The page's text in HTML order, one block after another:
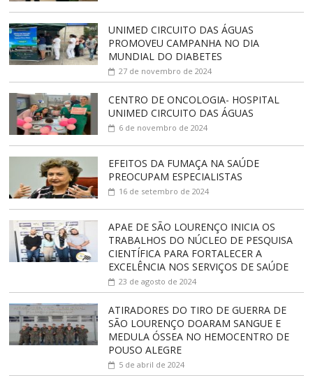
UNIMED CIRCUITO DAS ÁGUAS
PROMOVEU CAMPANHA NO DIA
MUNDIAL DO DIABETES
27 de novembro de 2024
CENTRO DE ONCOLOGIA- HOSPITAL
UNIMED CIRCUITO DAS ÁGUAS
6 de novembro de 2024
EFEITOS DA FUMAÇA NA SAÚDE
PREOCUPAM ESPECIALISTAS
16 de setembro de 2024
APAE DE SÃO LOURENÇO INICIA OS
TRABALHOS DO NÚCLEO DE PESQUISA
CIENTÍFICA PARA FORTALECER A
EXCELÊNCIA NOS SERVIÇOS DE SAÚDE
23 de agosto de 2024
ATIRADORES DO TIRO DE GUERRA DE
SÃO LOURENÇO DOARAM SANGUE E
MEDULA ÓSSEA NO HEMOCENTRO DE
POUSO ALEGRE
5 de abril de 2024